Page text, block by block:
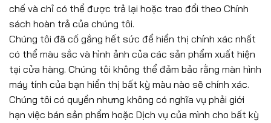
chế và chỉ có thể được trả lại hoặc trao đổi theo Chính
sách hoàn trả của chúng tôi.
Chúng tôi đã cố gắng hết sức để hiển thị chính xác nhất
có thể màu sắc và hình ảnh của các sản phẩm xuất hiện
tại cửa hàng. Chúng tôi không thể đảm bảo rằng màn hình
máy tính của bạn hiển thị bất kỳ màu nào sẽ chính xác.
Chúng tôi có quyền nhưng không có nghĩa vụ phải giới
hạn việc bán sản phẩm hoặc Dịch vụ của mình cho bất kỳ